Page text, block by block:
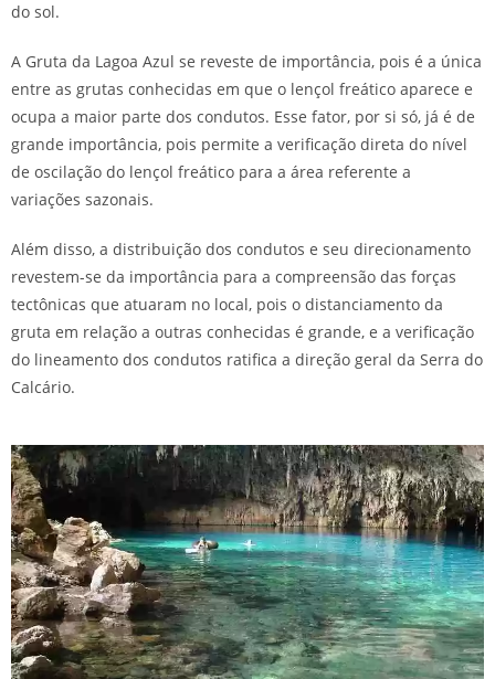
do sol.
A Gruta da Lagoa Azul se reveste de importância, pois é a única
entre as grutas conhecidas em que o lençol freático aparece e
ocupa a maior parte dos condutos. Esse fator, por si só, já é de
grande importância, pois permite a verificação direta do nível
de oscilação do lençol freático para a área referente a
variações sazonais.
Além disso, a distribuição dos condutos e seu direcionamento
revestem-se da importância para a compreensão das forças
tectônicas que atuaram no local, pois o distanciamento da
gruta em relação a outras conhecidas é grande, e a verificação
do lineamento dos condutos ratifica a direção geral da Serra do
Calcário.